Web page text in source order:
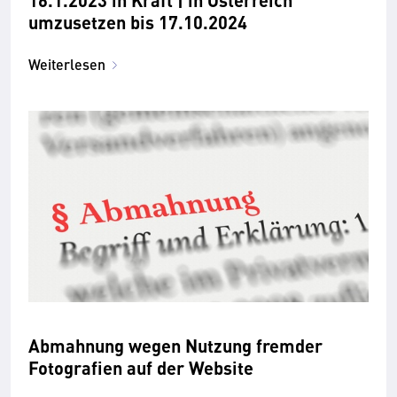
umzusetzen bis 17.10.2024
Weiterlesen
Abmahnung wegen Nutzung fremder
Fotografien auf der Website